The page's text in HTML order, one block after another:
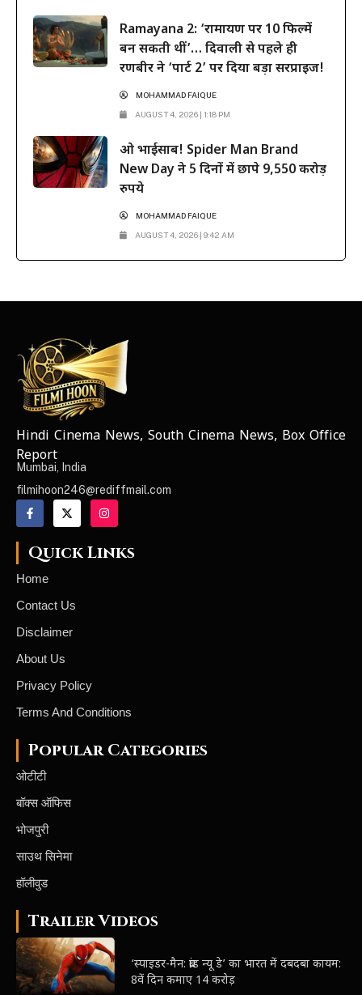
Ramayana 2: ‘रामायण पर 10 फिल्में
बन सकती थीं’… दिवाली से पहले ही
रणबीर ने ‘पार्ट 2’ पर दिया बड़ा सरप्राइज!
MOHAMMAD FAIQUE
AUGUST 4, 2026 | 1:18 PM
ओ भाईसाब! Spider Man Brand
New Day ने 5 दिनों में छापे 9,550 करोड़
रुपये
MOHAMMAD FAIQUE
AUGUST 4, 2026 | 9:42 AM
NEWS ELEMENTOR
Hindi Cinema News, South Cinema News, Box Office
Report
Mumbai, India
filmihoon246@rediffmail.com
Quick Links
Home
Contact Us
Disclaimer
About Us
Privacy Policy
Terms And Conditions
Popular Categories
ओटीटी
बॉक्स ऑफिस
भोजपुरी
साउथ सिनेमा
हॉलीवुड
Trailer Videos
‘स्पाइडर-मैन: ब्रांड न्यू डे’ का भारत में दबदबा कायम:
8वें दिन कमाए 14 करोड़